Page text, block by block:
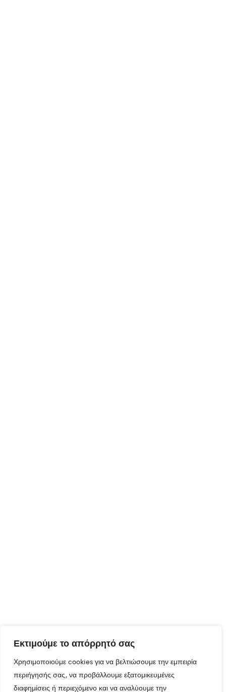
Εκτιμούμε το απόρρητό σας
Χρησιμοποιούμε cookies για να βελτιώσουμε την εμπειρία
περιήγησής σας, να προβάλλουμε εξατομικευμένες
διαφημίσεις ή περιεχόμενο και να αναλύουμε την